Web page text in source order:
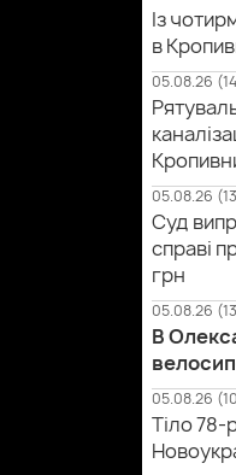
Із
в
05.08.26
05.08.26
Суд
справі
грн
05.08.26
В
05.08.26
Тіло 78-